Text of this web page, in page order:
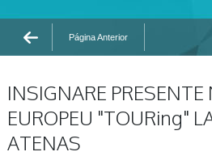
Página Anterior
INSIGNARE
EUROPEU "TOURing"
ATENAS